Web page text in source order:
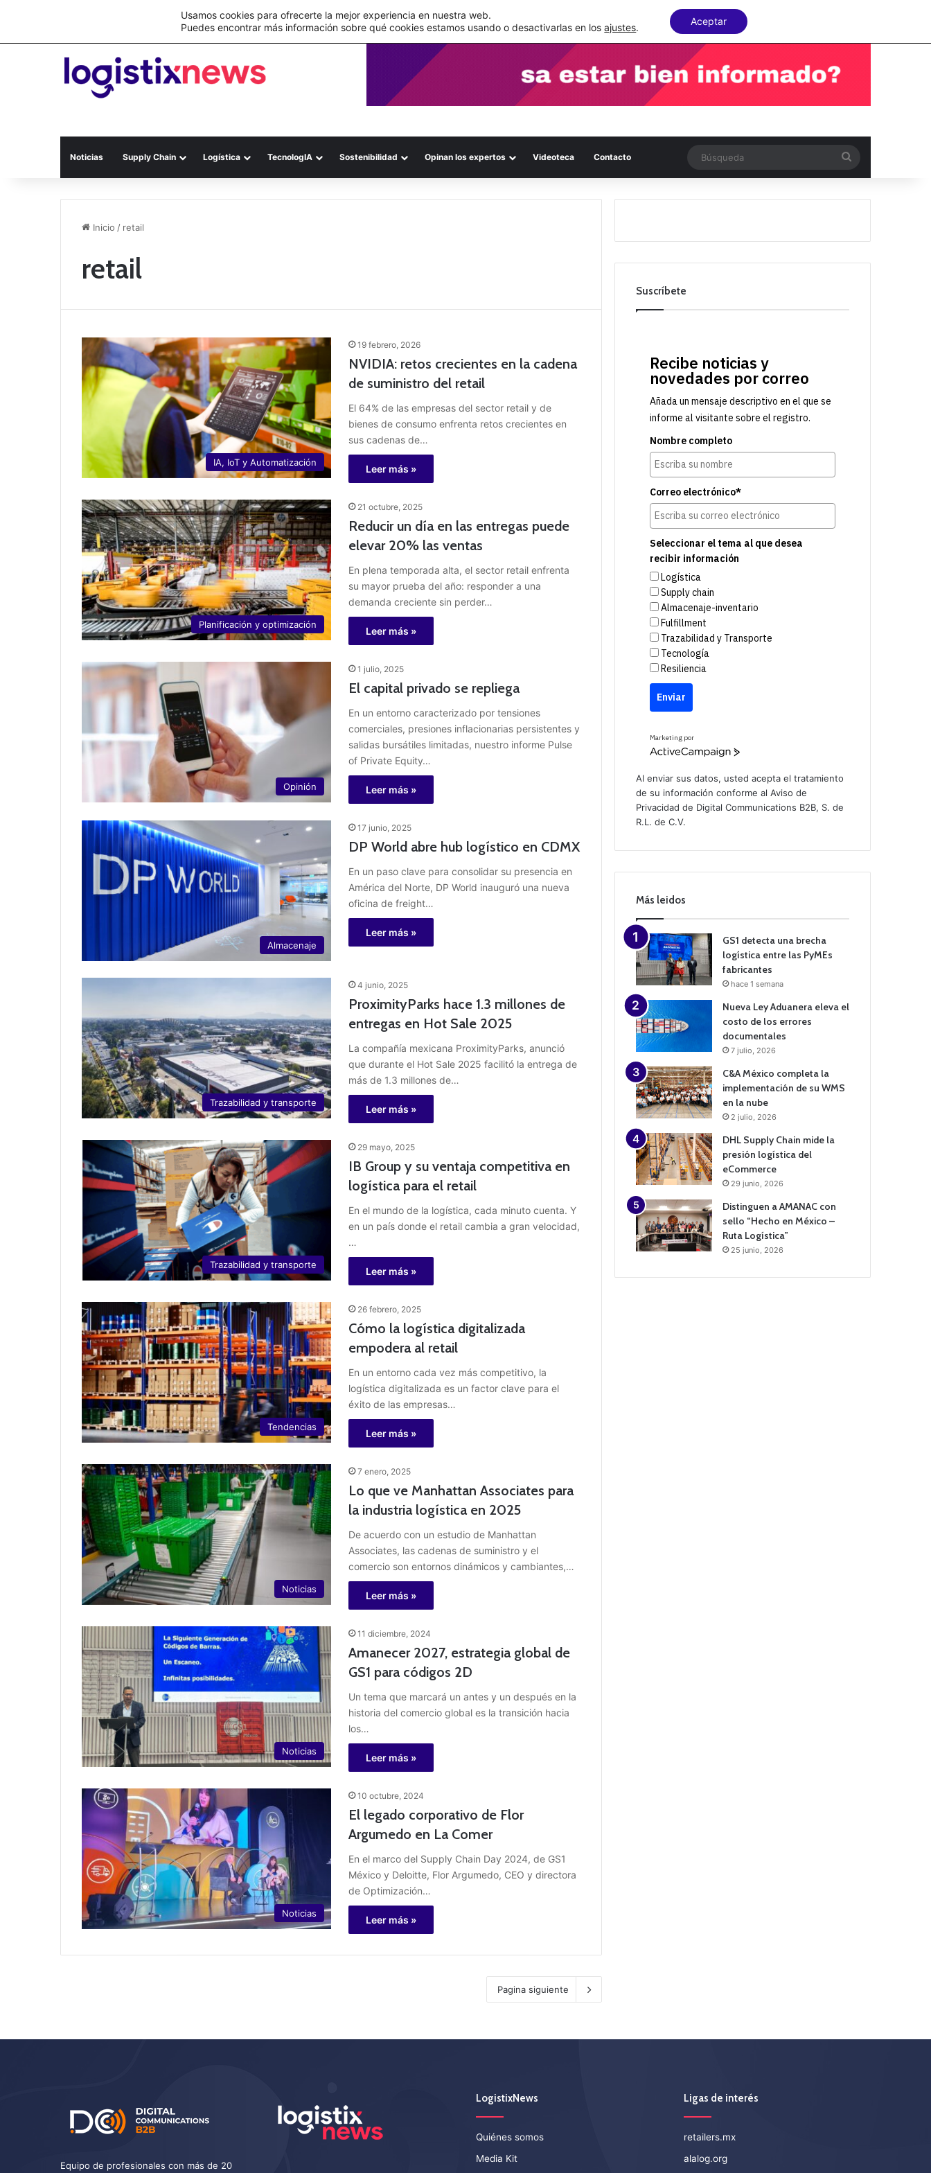
Nueva Ley Aduanera eleva el costo de los errores documentales
Noticias Supply Chain Logística TecnologIA Sostenibilidad Opinan los expertos Videoteca Contacto
Inicio / retail
retail
IA, IoT y Automatización
19 febrero, 2026
NVIDIA: retos crecientes en la cadena
de suministro del retail
El 64% de las empresas del sector retail y de
bienes de consumo enfrenta retos crecientes en
sus cadenas de…
Leer más »
Planificación y optimización
21 octubre, 2025
Reducir un día en las entregas puede
elevar 20% las ventas
En plena temporada alta, el sector retail enfrenta
su mayor prueba del año: responder a una
demanda creciente sin perder…
Leer más »
Opinión
1 julio, 2025
El capital privado se repliega
En un entorno caracterizado por tensiones
comerciales, presiones inflacionarias persistentes y
salidas bursátiles limitadas, nuestro informe Pulse
of Private Equity…
Leer más »
Almacenaje
17 junio, 2025
DP World abre hub logístico en CDMX
En un paso clave para consolidar su presencia en
América del Norte, DP World inauguró una nueva
oficina de freight…
Leer más »
Trazabilidad y transporte
4 junio, 2025
ProximityParks hace 1.3 millones de
entregas en Hot Sale 2025
La compañía mexicana ProximityParks, anunció
que durante el Hot Sale 2025 facilitó la entrega de
más de 1.3 millones de…
Leer más »
Trazabilidad y transporte
29 mayo, 2025
IB Group y su ventaja competitiva en
logística para el retail
En el mundo de la logística, cada minuto cuenta. Y
en un país donde el retail cambia a gran velocidad,
…
Leer más »
Tendencias
26 febrero, 2025
Cómo la logística digitalizada
empodera al retail
En un entorno cada vez más competitivo, la
logística digitalizada es un factor clave para el
éxito de las empresas…
Leer más »
Noticias
7 enero, 2025
Lo que ve Manhattan Associates para
la industria logística en 2025
De acuerdo con un estudio de Manhattan
Associates, las cadenas de suministro y el
comercio son entornos dinámicos y cambiantes,…
Leer más »
Noticias
11 diciembre, 2024
Amanecer 2027, estrategia global de
GS1 para códigos 2D
Un tema que marcará un antes y un después en la
historia del comercio global es la transición hacia
los…
Leer más »
Noticias
10 octubre, 2024
El legado corporativo de Flor
Argumedo en La Comer
En el marco del Supply Chain Day 2024, de GS1
México y Deloitte, Flor Argumedo, CEO y directora
de Optimización…
Leer más »
Pagina siguiente
Suscríbete
Recibe noticias y
novedades por correo
Añada un mensaje descriptivo en el que se
informe al visitante sobre el registro.
Nombre completo
Correo electrónico*
Seleccionar el tema al que desea
recibir información
Logística
Supply chain
Almacenaje-inventario
Fulfillment
Trazabilidad y Transporte
Tecnología
Resiliencia
Enviar
Marketing por
A
v
e
p
i
n
Al enviar sus datos, usted acepta el tratamiento
de su información conforme alAviso de
Privacidad de Digital Communications B2B, S. de
R.L. de C.V.
Más leidos
GS1 detecta una brecha
logística entre las PyMEs
fabricantes
hace 1 semana
Nueva Ley Aduanera eleva el
costo de los errores
documentales
7 julio, 2026
C&A México completa la
implementación de su WMS
en la nube
2 julio, 2026
DHL Supply Chain mide la
presión logística del
eCommerce
29 junio, 2026
Distinguen a AMANAC con
sello “Hecho en México –
Ruta Logística”
25 junio, 2026
Equipo de profesionales con más de 20
LogistixNews
Quiénes somos
Media Kit
Ligas de interés
retailers.mx
alalog.org
Usamos cookies para ofrecerte la mejor experiencia en nuestra web.
Puedes encontrar más información sobre qué cookies estamos usando o desactivarlas en losajustes.
Aceptar